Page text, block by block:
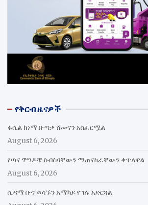
የቅርብ ዜናዎች
ፋሲል ከነማ ቡጣቃ ሸመናን አስፈርሟል
August 6, 2026
የጣና ሞገዶቹ ስብስባቸውን ማጠናከራቸውን ቀጥለዋል
August 6, 2026
ሲዳማ ቡና ወሳኙን አማካይ የግሉ አድርጓል